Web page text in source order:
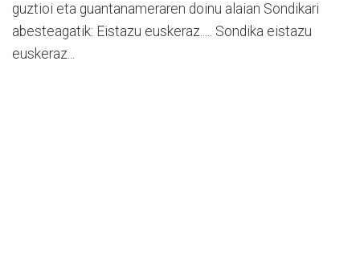
guztioi eta guantanameraren doinu alaian Sondikari
abesteagatik: Eistazu euskeraz..... Sondika eistazu
euskeraz...